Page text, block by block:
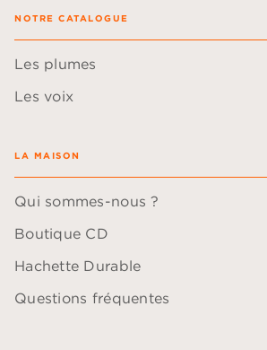
NOTRE CATALOGUE
Les plumes
Les voix
LA MAISON
Qui sommes-nous ?
Boutique CD
Hachette Durable
Questions fréquentes